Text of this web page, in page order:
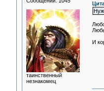
таинственный
незнакомец
И